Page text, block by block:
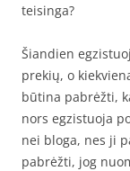
teisinga?
Šiandien
prekių, o
būtina pabrėžti,
nors egzistuoja
nei bloga, nes ji
pabrėžti, jog